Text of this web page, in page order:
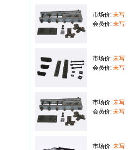
市场价: 未写
会员价: 未写
市场价: 未写
会员价: 未写
市场价: 未写
会员价: 未写
市场价: 未写